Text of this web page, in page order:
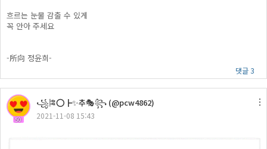
흐르는 눈물 감출 수 있게
꼭 안아 주세요
-所向 정윤희-
댓글 3
50
꧁🎏⭕┣✨추🎭꧂ (@pcw4862)
2021-11-08 15:43